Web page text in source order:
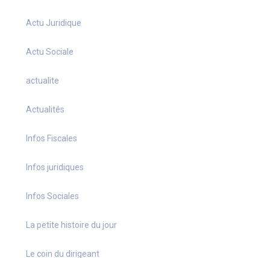
Actu Juridique
Actu Sociale
actualite
Actualités
Infos Fiscales
Infos juridiques
Infos Sociales
La petite histoire du jour
Le coin du dirigeant